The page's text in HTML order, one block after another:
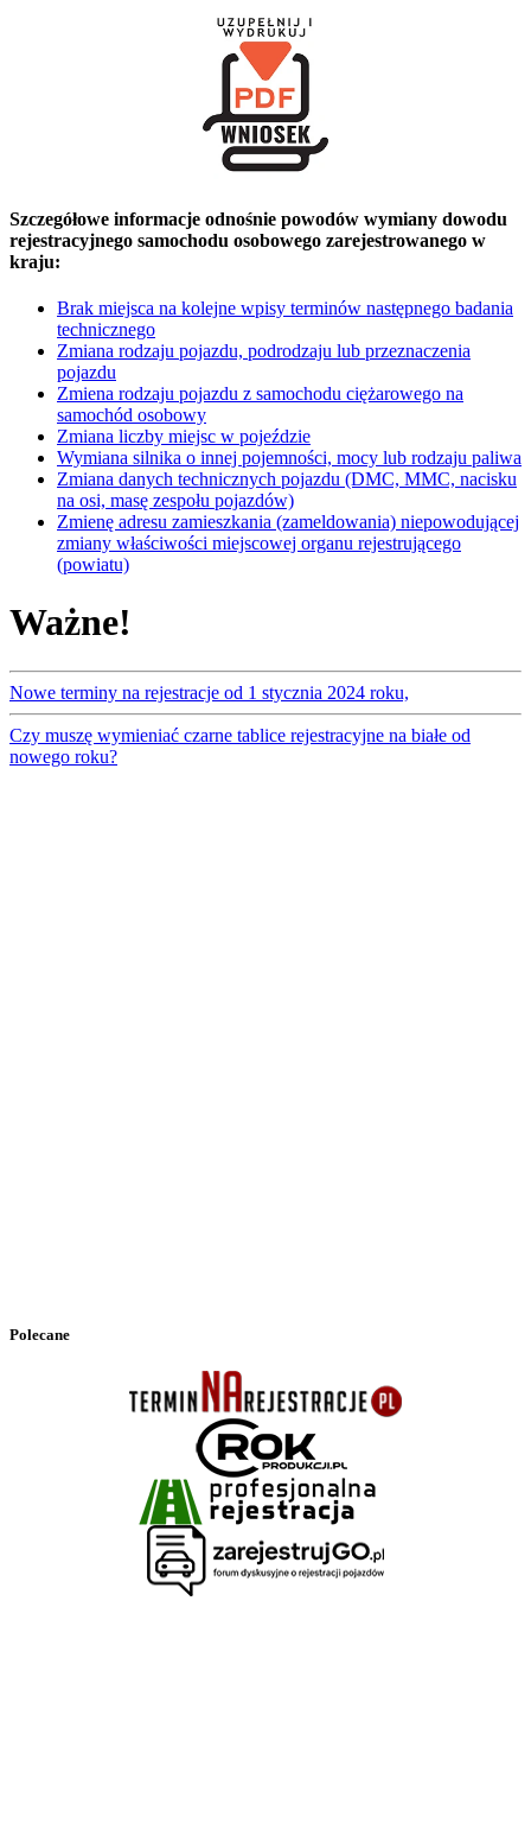
Szczegółowe informacje odnośnie powodów wymiany dowodu
rejestracyjnego samochodu osobowego zarejestrowanego w
kraju:
Brak miejsca na kolejne wpisy terminów następnego badania
technicznego
Zmiana rodzaju pojazdu, podrodzaju lub przeznaczenia
pojazdu
Zmiena rodzaju pojazdu z samochodu ciężarowego na
samochód osobowy
Zmiana liczby miejsc w pojeździe
Wymiana silnika o innej pojemności, mocy lub rodzaju paliwa
Zmiana danych technicznych pojazdu (DMC, MMC, nacisku
na osi, masę zespołu pojazdów)
Zmienę adresu zamieszkania (zameldowania) niepowodującej
zmiany właściwości miejscowej organu rejestrującego
(powiatu)
Ważne!
Nowe terminy na rejestracje od 1 stycznia 2024 roku,
Czy muszę wymieniać czarne tablice rejestracyjne na białe od
nowego roku?
Polecane